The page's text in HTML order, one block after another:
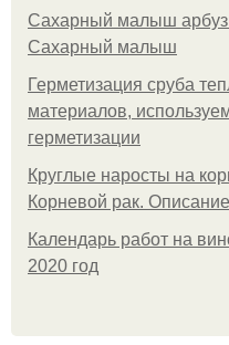
Сахарный малыш арбуз
Сахарный малыш
Герметизация сруба
материалов,
герметизации
Круглые наросты на
Корневой рак.
Календарь работ на
2020 год